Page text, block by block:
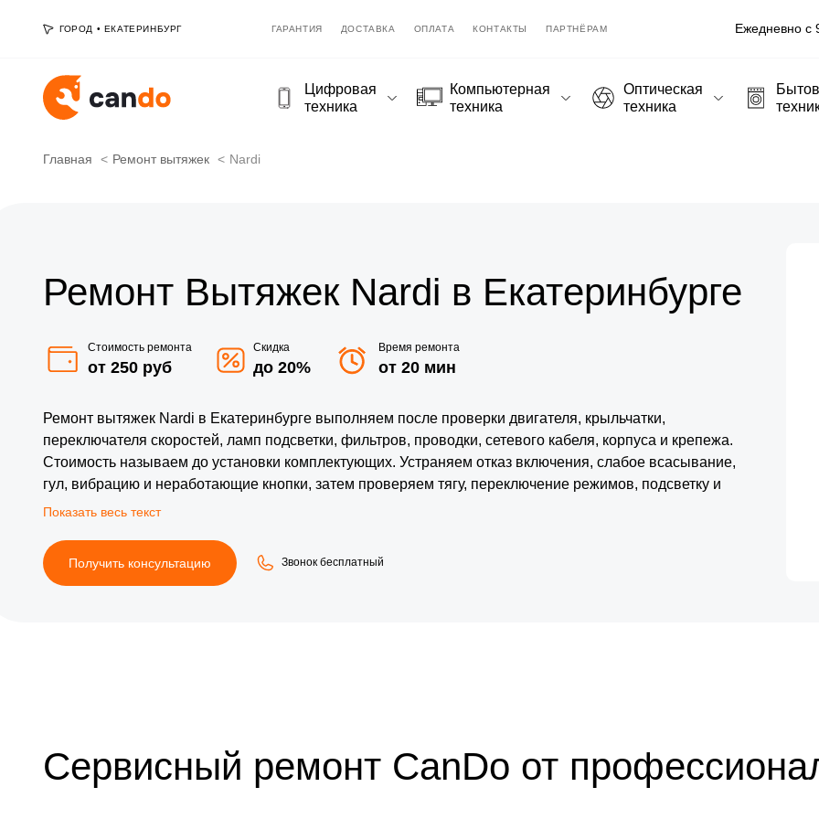
ГОРОД • ЕКАТЕРИНБУРГ ГАРАНТИЯ ДОСТАВКА ОПЛАТА КОНТАКТЫ ПАРТНЁРАМ Ежедневно с
Цифровая
техника
Компьютерная
техника
Оптическая
техника
Главная Ремонт вытяжек Nardi
Ремонт Вытяжек Nardi в Екатеринбурге
Стоимость ремонта
от 250 руб
Скидка
до 20%
Время ремонта
от 20 мин
Ремонт вытяжек Nardi в Екатеринбурге выполняем после проверки двигателя, крыльчатки,
переключателя скоростей, ламп подсветки, фильтров, проводки, сетевого кабеля, корпуса и крепежа.
Стоимость называем до установки комплектующих. Устраняем отказ включения, слабое всасывание,
гул, вибрацию и неработающие кнопки, затем проверяем тягу, переключение режимов, подсветку и
надежность подключения.
Получить консультацию Звонок бесплатный
Сервисный ремонт CanDo от